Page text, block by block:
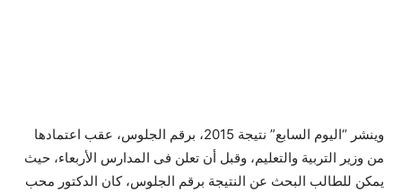
وينشر “اليوم السابع” نتيجة 2015، برقم الجلوس، عقب اعتمادها
من وزير التربية والتعليم، وقبل أن تعلن فى المدارس الأربعاء، حيث
يمكن للطالب البحث عن النتيجة برقم الجلوس، كان الدكتور محب